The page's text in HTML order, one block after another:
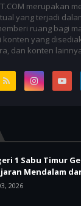
merupakan
yang terjadi
ruang bagi
yang
dan konten
1 Sabu Timur
Mendalam
2026